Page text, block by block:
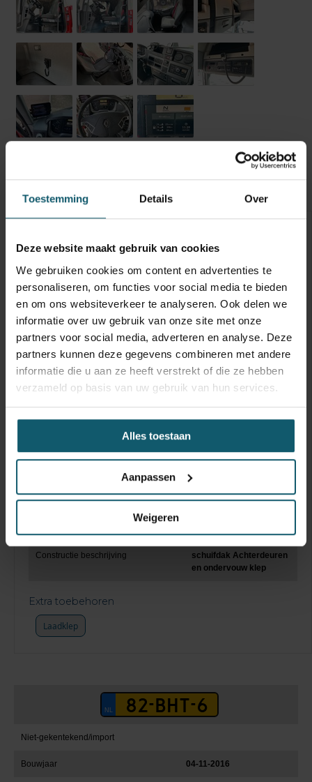
Toestemming Details Over
Deze website maakt gebruik van cookies
We gebruiken cookies om content en advertenties te
personaliseren, om functies voor social media te bieden
en om ons websiteverkeer te analyseren. Ook delen we
informatie over uw gebruik van onze site met onze
partners voor social media, adverteren en analyse. Deze
partners kunnen deze gegevens combineren met andere
informatie die u aan ze heeft verstrekt of die ze hebben
verzameld op basis van uw gebruik van hun services.
Alles toestaan
Aanpassen
Weigeren
Opbouw Opties Technische staat
Banden
Optische staat
Carrosseriebouwer
Laadbaklengte 7444
Breedte 2394
Hoogte
Doorgang 2629
Vloerhoogte
Laadklep dhollandia ondervouw
Constructie beschrijving
schuifdak Achterdeuren
en ondervouw klep
Extra toebehoren
Laadklep
Niet-gekentekend/import
Bouwjaar 04-11-2016